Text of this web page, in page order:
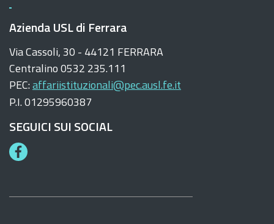
Azienda USL di Ferrara
Via Cassoli, 30 - 44121 FERRARA
Centralino 0532 235.111
PEC:affariistituzionali@pec.ausl.fe.it
P.I. 01295960387
SEGUICI SUI SOCIAL
F
e